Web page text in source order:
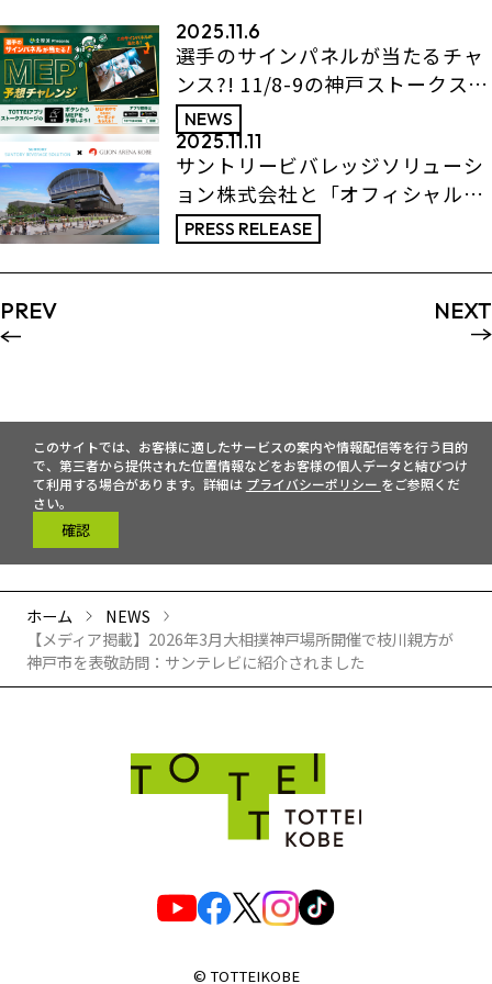
2025.11.6
選手のサインパネルが当たるチャ
ンス?! 11/8-9の神戸ストークスホ
ームゲームでアプリキャンペーン
開催！
NEWS
2025.11.11
サントリービバレッジソリューシ
ョン株式会社と「オフィシャルパ
ートナー」契約を締結
PRESS RELEASE
PREV NEXT
このサイトでは、お客様に適したサービスの案内や情報配信等を行う目的
で、第三者から提供された位置情報などをお客様の個人データと結びつけ
て利用する場合があります。詳細は プライバシーポリシー をご参照くだ
さい。
確認
ホーム
NEWS
【メディア掲載】2026年3月大相撲神戸場所開催で枝川親方が
神戸市を表敬訪問：サンテレビに紹介されました
© TOTTEIKOBE